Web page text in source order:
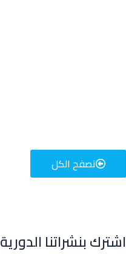
تصفح الكل
اشترك بنشراتنا الدورية